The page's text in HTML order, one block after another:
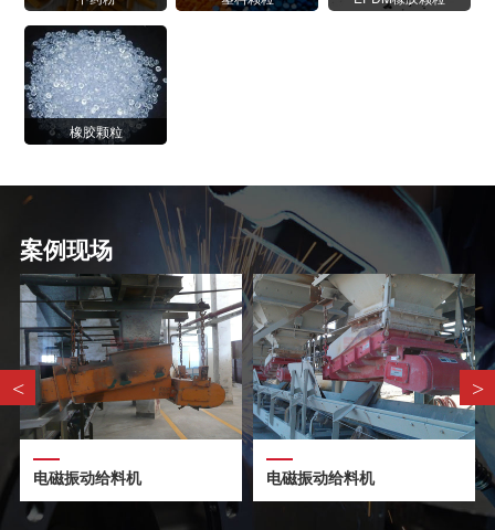
橡胶颗粒
案例现场
电磁振动给料机 电磁振动给料机
>
<